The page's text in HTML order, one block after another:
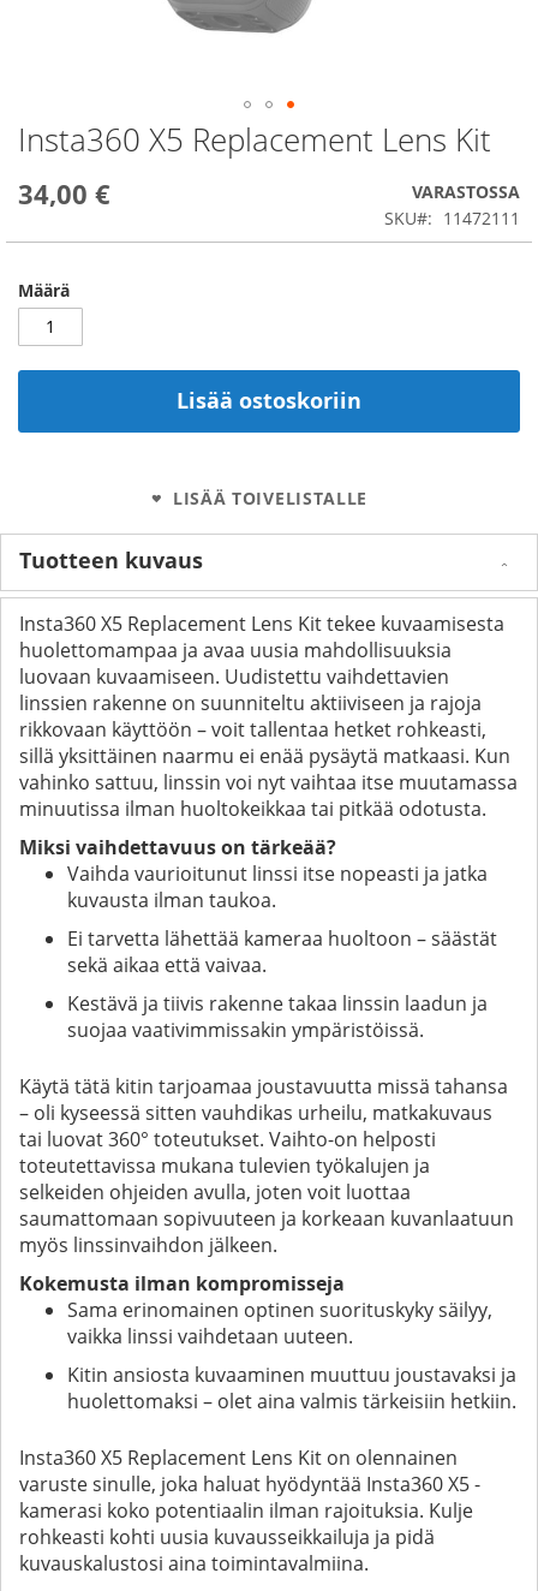
Insta360 X5 Replacement Lens Kit
34,00 €
VARASTOSSA
SKU
11472111
Määrä
Lisää ostoskoriin
LISÄÄ TOIVELISTALLE
Skip
to
beginning
the
gallery
Tuotteen kuvaus
Insta360 X5 Replacement Lens Kit tekee kuvaamisesta
huolettomampaa ja avaa uusia mahdollisuuksia
luovaan kuvaamiseen. Uudistettu vaihdettavien
linssien rakenne on suunniteltu aktiiviseen ja rajoja
rikkovaan käyttöön – voit tallentaa hetket rohkeasti,
sillä yksittäinen naarmu ei enää pysäytä matkaasi. Kun
vahinko sattuu, linssin voi nyt vaihtaa itse muutamassa
minuutissa ilman huoltokeikkaa tai pitkää odotusta.
Miksi vaihdettavuus on tärkeää?
Vaihda vaurioitunut linssi itse nopeasti ja jatka
kuvausta ilman taukoa.
Ei tarvetta lähettää kameraa huoltoon – säästät
sekä aikaa että vaivaa.
Kestävä ja tiivis rakenne takaa linssin laadun ja
suojaa vaativimmissakin ympäristöissä.
Käytä tätä kitin tarjoamaa joustavuutta missä tahansa
– oli kyseessä sitten vauhdikas urheilu, matkakuvaus
tai luovat 360° toteutukset. Vaihto-on helposti
toteutettavissa mukana tulevien työkalujen ja
selkeiden ohjeiden avulla, joten voit luottaa
saumattomaan sopivuuteen ja korkeaan kuvanlaatuun
myös linssinvaihdon jälkeen.
Kokemusta ilman kompromisseja
Sama erinomainen optinen suorituskyky säilyy,
vaikka linssi vaihdetaan uuteen.
Kitin ansiosta kuvaaminen muuttuu joustavaksi ja
huolettomaksi – olet aina valmis tärkeisiin hetkiin.
Insta360 X5 Replacement Lens Kit on olennainen
varuste sinulle, joka haluat hyödyntää Insta360 X5 -
kamerasi koko potentiaalin ilman rajoituksia. Kulje
rohkeasti kohti uusia kuvausseikkailuja ja pidä
kuvauskalustosi aina toimintavalmiina.